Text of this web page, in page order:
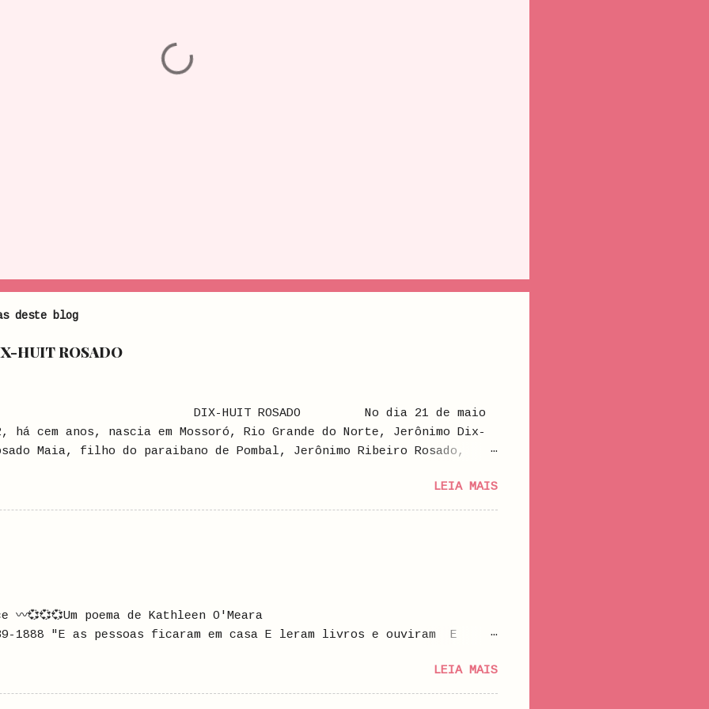
deste blog
HUIT ROSADO
HUIT ROSADO No dia 21 de maio
há cem anos, nascia em Mossoró, Rio Grande do Norte, Jerônimo Dix-
Maia, filho do paraibano de Pombal, Jerônimo Ribeiro Rosado,
esposa, Maria Amélia Henriques Maia, de quem enviuvara. Jerônimo
de um português de Coimbra, Jerônimo Ribeiro Rosado, que residia
migrou para esta cidade, em 1890, à convite de um médico, com quem
LEIA MAIS
〰️💞💞💞Um poema de Kathleen O'Meara
"E as pessoas ficaram em casa E leram livros e ouviram E
de ser E pararam E ouviram fundo Alguém meditou Alguém orou Alguém
Alguém conheceu sua sombra E as pessoas começaram a pensar de forma
LEIA MAIS